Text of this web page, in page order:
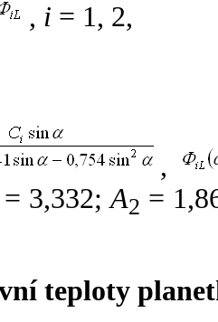
, i = 1, 2,
,
= 3,332;A2 =
teploty